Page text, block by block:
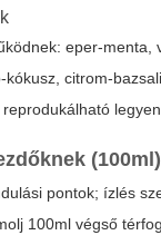
eper-menta,
citrom-
(100ml)
pontok; ízlés
100ml végső